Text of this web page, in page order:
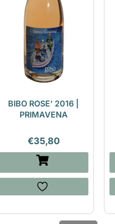
BIBO ROSE’ 2016 |
PRIMAVENA
€35,80